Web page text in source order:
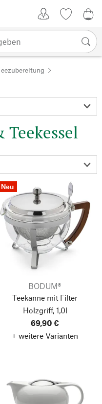
Teekessel
Neu
BODUM®
Teekanne mit Filter
Holzgriff, 1,0l
69,90 €
+ weitere Varianten